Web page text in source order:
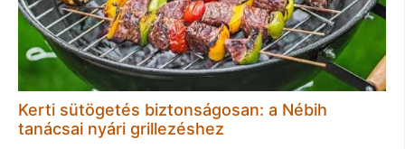
Kerti sütögetés biztonságosan: a Nébih
tanácsai nyári grillezéshez